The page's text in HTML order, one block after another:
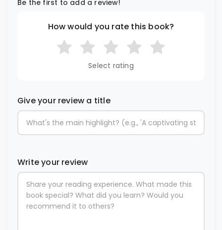
Be the first to add a review!
How would you rate this book?
Select rating
Give your review a title
Write your review